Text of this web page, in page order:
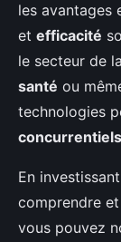
les avantages
et efficacité
le secteur de la
santé ou
technologies
concurrentiels
En
comprendre
vous pouvez